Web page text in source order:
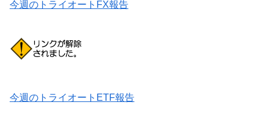
今週のトライオートFX報告
今週のトライオートETF報告